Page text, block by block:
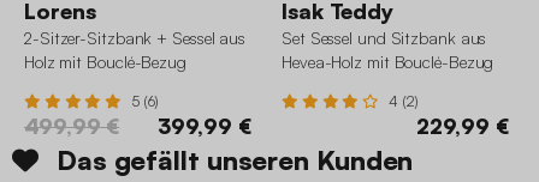
Lorens
2-Sitzer-Sitzbank + Sessel aus
Holz mit Bouclé-Bezug
5 (6)
499,99 € 399,99 €
Isak Teddy
Set Sessel und Sitzbank aus
Hevea-Holz mit Bouclé-Bezug
4 (2)
229,99 €
Das gefällt unseren Kunden